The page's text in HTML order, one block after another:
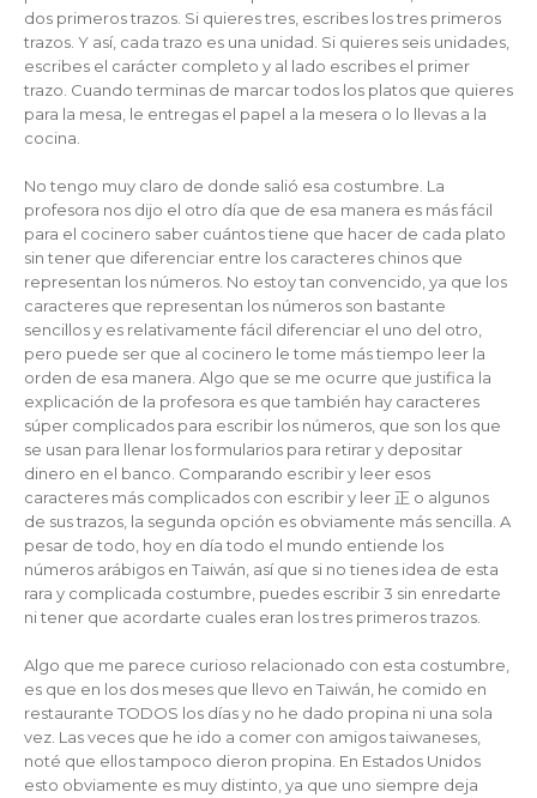
dos primeros trazos. Si quieres tres, escribes los tres primeros
trazos. Y así, cada trazo es una unidad. Si quieres seis unidades,
escribes el carácter completo y al lado escribes el primer
trazo. Cuando terminas de marcar todos los platos que quieres
para la mesa, le entregas el papel a la mesera o lo llevas a la
cocina.
No tengo muy claro de donde salió esa costumbre. La
profesora nos dijo el otro día que de esa manera es más fácil
para el cocinero saber cuántos tiene que hacer de cada plato
sin tener que diferenciar entre los caracteres chinos que
representan los números. No estoy tan convencido, ya que los
caracteres que representan los números son bastante
sencillos y es relativamente fácil diferenciar el uno del otro,
pero puede ser que al cocinero le tome más tiempo leer la
orden de esa manera. Algo que se me ocurre que justifica la
explicación de la profesora es que también hay caracteres
súper complicados para escribir los números, que son los que
se usan para llenar los formularios para retirar y depositar
dinero en el banco. Comparando escribir y leer esos
caracteres más complicados con escribir y leer 正 o algunos
de sus trazos, la segunda opción es obviamente más sencilla. A
pesar de todo, hoy en día todo el mundo entiende los
números arábigos en Taiwán, así que si no tienes idea de esta
rara y complicada costumbre, puedes escribir 3 sin enredarte
ni tener que acordarte cuales eran los tres primeros trazos.
Algo que me parece curioso relacionado con esta costumbre,
es que en los dos meses que llevo en Taiwán, he comido en
restaurante TODOS los días y no he dado propina ni una sola
vez. Las veces que he ido a comer con amigos taiwaneses,
noté que ellos tampoco dieron propina. En Estados Unidos
esto obviamente es muy distinto, ya que uno siempre deja